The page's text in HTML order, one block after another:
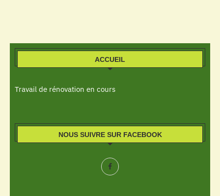
ACCUEIL
Travail de rénovation en cours
NOUS SUIVRE SUR FACEBOOK